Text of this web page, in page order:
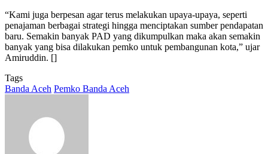
“Kami juga berpesan agar terus melakukan upaya-upaya, seperti
penajaman berbagai strategi hingga menciptakan sumber pendapatan
baru. Semakin banyak PAD yang dikumpulkan maka akan semakin
banyak yang bisa dilakukan pemko untuk pembangunan kota,” ujar
Amiruddin. []
Tags
Banda Aceh Pemko Banda Aceh